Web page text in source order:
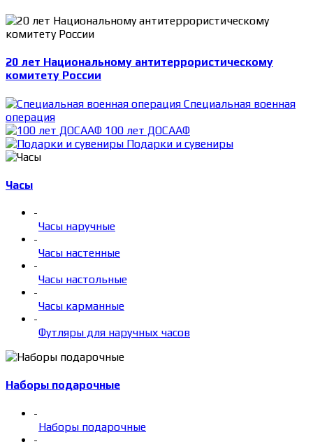
20 лет Национальному антитеррористическому
комитету России
Специальная военная
операция
100 лет ДОСААФ
Подарки и сувениры
Часы
-
Часы наручные
-
Часы настенные
-
Часы настольные
-
Часы карманные
-
Футляры для наручных часов
Наборы подарочные
-
Наборы подарочные
-